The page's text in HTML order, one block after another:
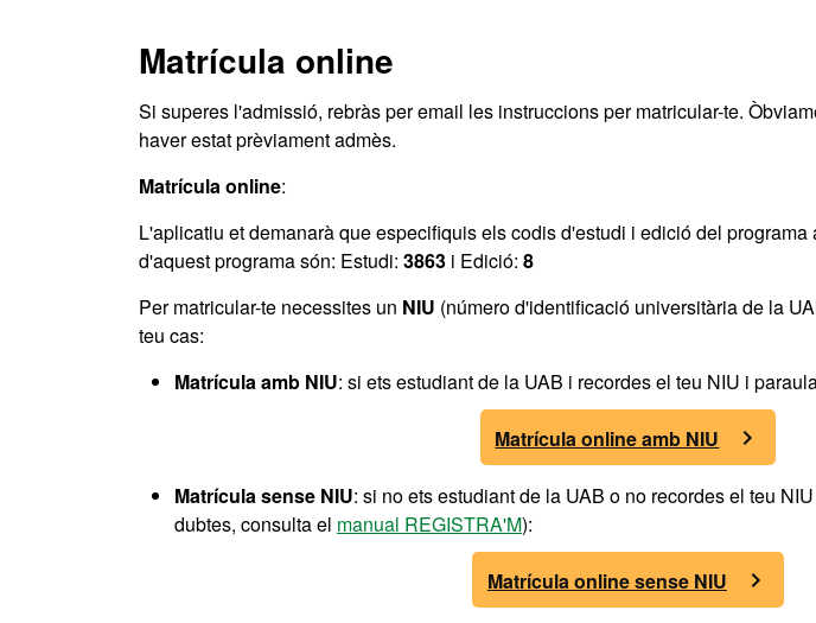
Matrícula online
Si superes l'admissió, rebràs per email les instruccions per matricular-te.
haver estat prèviament admès.
Matrícula online:
L'aplicatiu et demanarà que especifiquis els codis d'estudi i edició del
d'aquest programa són: Estudi: 3863 i Edició: 8
Per matricular-te necessites un NIU (número d'identificació universitària de la
teu cas:
Matrícula amb NIU: si ets estudiant de la UAB i recordes el teu NIU i
Matrícula online amb NIU
Matrícula sense NIU: si no ets estudiant de la UAB o no recordes el teu
dubtes, consulta el manual REGISTRA'M):
Matrícula online sense NIU